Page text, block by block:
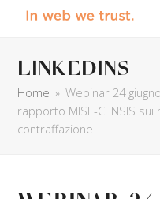
linkedins
Home » Webinar 24
rapporto MISE-CENSIS
contraffazione